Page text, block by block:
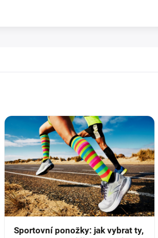
Sportovní ponožky: jak vybrat ty,